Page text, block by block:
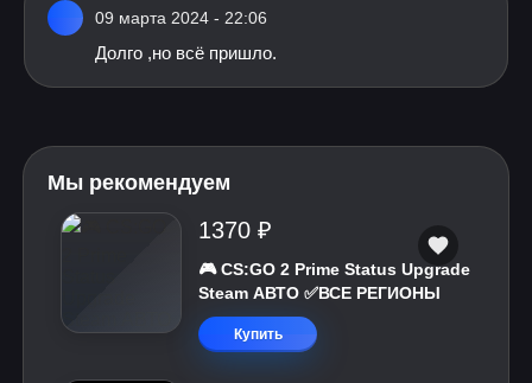
09 марта 2024 - 22:06
Долго ,но всё пришло.
Мы рекомендуем
1370 ₽
🎮 CS:GO 2 Prime Status Upgrade
Steam АВТО ✅ВСЕ РЕГИОНЫ
Купить